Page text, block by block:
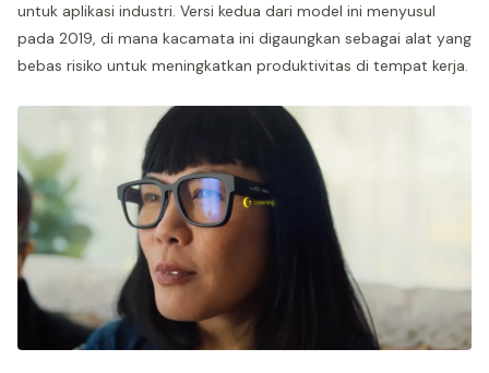
untuk aplikasi industri. Versi kedua dari model ini menyusul
pada 2019, di mana kacamata ini digaungkan sebagai alat yang
bebas risiko untuk meningkatkan produktivitas di tempat kerja.